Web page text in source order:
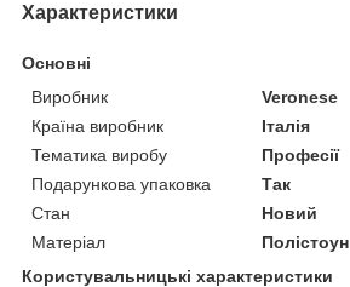
Характеристики
Основні
Виробник
Veronese
Країна виробник
Італія
Тематика виробу
Професії
Подарункова упаковка
Так
Стан
Новий
Матеріал
Полістоун
Користувальницькі характеристики